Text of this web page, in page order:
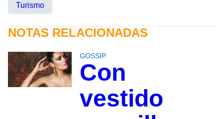
Turismo
NOTAS RELACIONADAS
GOSSIP
Con
vestido